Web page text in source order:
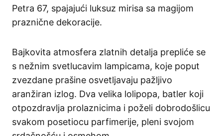
Petra 67, spajajući luksuz mirisa sa magijom
praznične dekoracije.
Bajkovita atmosfera zlatnih detalja prepliće se
s nežnim svetlucavim lampicama, koje poput
zvezdane prašine osvetljavaju pažljivo
aranžiran izlog. Dva velika lolipopa, batler koji
otpozdravlja prolaznicima i poželi dobrodošlicu
svakom posetiocu parfimerije, pleni svojom